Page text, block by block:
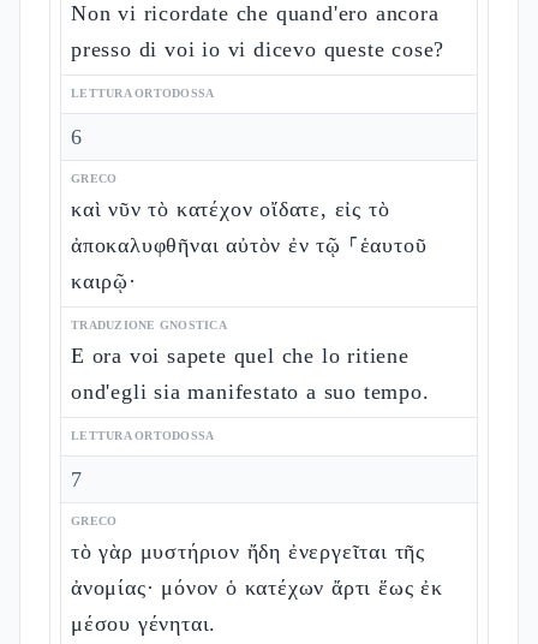
Non vi ricordate che quand'ero ancora
presso di voi io vi dicevo queste cose?
LETTURA ORTODOSSA
6
GRECO
καὶ νῦν τὸ κατέχον οἴδατε, εἰς τὸ
ἀποκαλυφθῆναι αὐτὸν ἐν τῷ ⸀ἑαυτοῦ
καιρῷ·
TRADUZIONE GNOSTICA
E ora voi sapete quel che lo ritiene
ond'egli sia manifestato a suo tempo.
LETTURA ORTODOSSA
7
GRECO
τὸ γὰρ μυστήριον ἤδη ἐνεργεῖται τῆς
ἀνομίας· μόνον ὁ κατέχων ἄρτι ἕως ἐκ
μέσου γένηται.